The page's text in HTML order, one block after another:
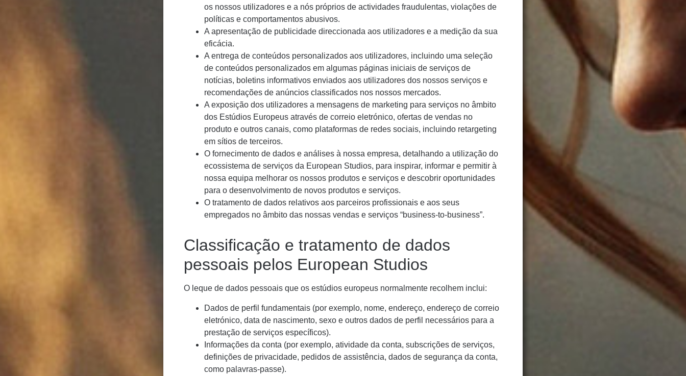
os nossos utilizadores e a nós próprios de actividades fraudulentas, violações de
políticas e comportamentos abusivos.
A apresentação de publicidade direccionada aos utilizadores e a medição da sua
eficácia.
A entrega de conteúdos personalizados aos utilizadores, incluindo uma seleção
de conteúdos personalizados em algumas páginas iniciais de serviços de
notícias, boletins informativos enviados aos utilizadores dos nossos serviços e
recomendações de anúncios classificados nos nossos mercados.
A exposição dos utilizadores a mensagens de marketing para serviços no âmbito
dos Estúdios Europeus através de correio eletrónico, ofertas de vendas no
produto e outros canais, como plataformas de redes sociais, incluindo retargeting
em sítios de terceiros.
O fornecimento de dados e análises à nossa empresa, detalhando a utilização do
ecossistema de serviços da European Studios, para inspirar, informar e permitir à
nossa equipa melhorar os nossos produtos e serviços e descobrir oportunidades
para o desenvolvimento de novos produtos e serviços.
O tratamento de dados relativos aos parceiros profissionais e aos seus
empregados no âmbito das nossas vendas e serviços “business-to-business”.
Classificação e tratamento de dados
pessoais pelos European Studios
O leque de dados pessoais que os estúdios europeus normalmente recolhem inclui:
Dados de perfil fundamentais (por exemplo, nome, endereço, endereço de correio
eletrónico, data de nascimento, sexo e outros dados de perfil necessários para a
prestação de serviços específicos).
Informações da conta (por exemplo, atividade da conta, subscrições de serviços,
definições de privacidade, pedidos de assistência, dados de segurança da conta,
como palavras-passe).